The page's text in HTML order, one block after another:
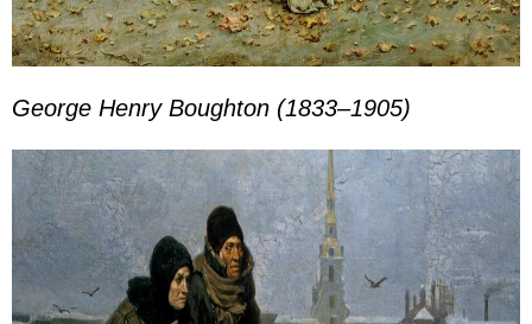
George Henry Boughton (1833–1905)